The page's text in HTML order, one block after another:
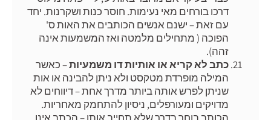
דרכו בורחים מאי נעימות. חוסר כנות ושקרנות. יחד
עם זאת – ישנם אנשים הכותבים את האות ס'
הפוכה ( מתחילים מלמטה ואז המשמעות אינה
זהה).
כתב לא קריא או אותיות דו משמעיות– כאשר
המילה מופרדת מטקסט ולא ניתן להבינה או אות
שניתן לפרש אותה ביותר מדרך אחת – דיווחים לא
מדויקים ומעורפלים, ניסיון להתחמק מאחריות.